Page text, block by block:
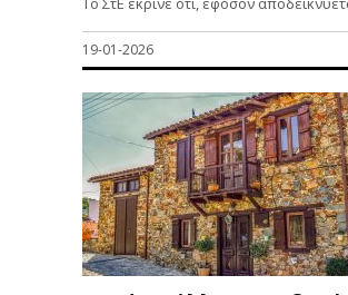
19-01-2026